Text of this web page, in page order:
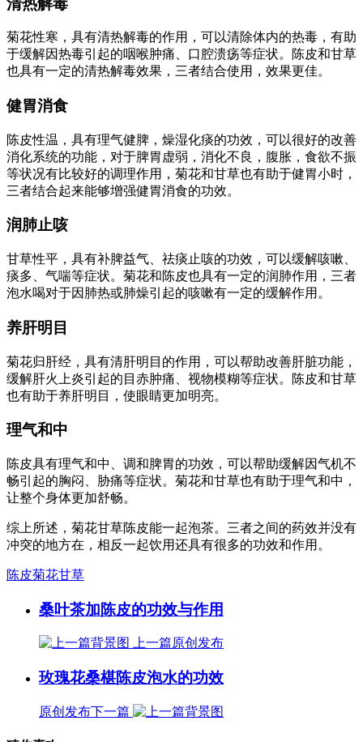
菊花性寒，具有清热解毒的作用，可以清除体内的热毒，有助
于缓解因热毒引起的咽喉肿痛、口腔溃疡等症状。陈皮和甘草
也具有一定的清热解毒效果，三者结合使用，效果更佳。
健胃消食
陈皮性温，具有理气健脾，燥湿化痰的功效，可以很好的改善
消化系统的功能，对于脾胃虚弱，消化不良，腹胀，食欲不振
等状况有比较好的调理作用，菊花和甘草也有助于健胃小时，
三者结合起来能够增强健胃消食的功效。
润肺止咳
甘草性平，具有补脾益气、祛痰止咳的功效，可以缓解咳嗽、
痰多、气喘等症状。菊花和陈皮也具有一定的润肺作用，三者
泡水喝对于因肺热或肺燥引起的咳嗽有一定的缓解作用。
养肝明目
菊花归肝经，具有清肝明目的作用，可以帮助改善肝脏功能，
缓解肝火上炎引起的目赤肿痛、视物模糊等症状。陈皮和甘草
也有助于养肝明目，使眼睛更加明亮。
理气和中
陈皮具有理气和中、调和脾胃的功效，可以帮助缓解因气机不
畅引起的胸闷、胁痛等症状。菊花和甘草也有助于理气和中，
让整个身体更加舒畅。
综上所述，菊花甘草陈皮能一起泡茶。三者之间的药效并没有
冲突的地方在，相反一起饮用还具有很多的功效和作用。
陈皮菊花甘草
桑叶茶加陈皮的功效与作用
上一篇原创发布
玫瑰花桑椹陈皮泡水的功效
原创发布下一篇